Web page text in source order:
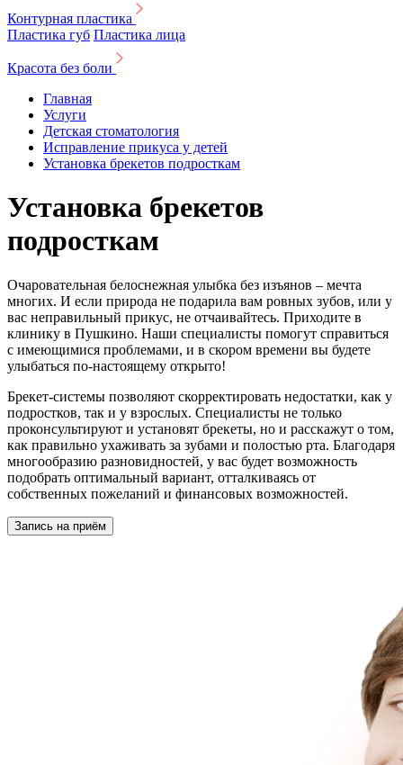
Контурная пластика
Пластика губ Пластика лица
Красота без боли
Главная
Услуги
Детская стоматология
Исправление прикуса у детей
Установка брекетов подросткам
Установка брекетов
подросткам
Очаровательная белоснежная улыбка без изъянов – мечта
многих. И если природа не подарила вам ровных зубов, или у
вас неправильный прикус, не отчаивайтесь. Приходите в
клинику в Пушкино. Наши специалисты помогут справиться
с имеющимися проблемами, и в скором времени вы будете
улыбаться по-настоящему открыто!
Брекет-системы позволяют скорректировать недостатки, как у
подростков, так и у взрослых. Специалисты не только
проконсультируют и установят брекеты, но и расскажут о том,
как правильно ухаживать за зубами и полостью рта. Благодаря
многообразию разновидностей, у вас будет возможность
подобрать оптимальный вариант, отталкиваясь от
собственных пожеланий и финансовых возможностей.
Запись на приём